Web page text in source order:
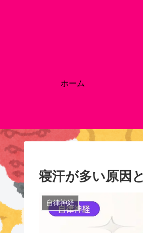
ホーム
寝汗が多い原因
自律神経